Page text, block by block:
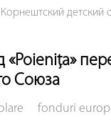
Корнештский детский
«Poienița»
Союза
fonduri